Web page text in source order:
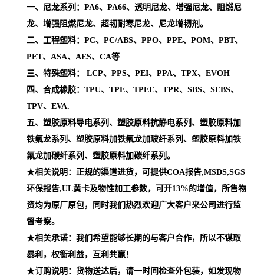
一、尼龙系列：PA6、PA66、透明尼龙、增强尼龙、阻燃尼
龙、增强阻燃尼龙、超韧耐寒尼龙、尼龙增韧剂。
二、工程塑料：PC、PC/ABS、PPO、PPE、POM、PBT、
PET、ASA、AES、CA等
三、特殊塑料： LCP、PPS、PEI、PPA、TPX、EVOH
四、合成橡胶：TPU、TPE、TPEE、TPR、SBS、SEBS、
TPV、EVA.
五、塑胶原料导电系列、塑胶原料抗静电系列、塑胶原料加
铁氟龙系列、塑胶原料加铁氟龙加玻纤系列、塑胶原料加铁
氟龙加碳纤系列、塑胶原料加碳纤系列。
★相关说明：正规的渠道进货，可提供COA报告,MSDS,SGS
环保报告,UL黄卡及物性加工参数，可开13%的增值，所售物
资均为原厂原包，同时我们热烈欢迎广大客户来公司进行监
督考察。
★相关承诺：我们希望能够长期的与客户合作，所以不谋取
暴利，权衡利益，互利共赢！
★订购说明：货物送达后，请一时间检查外包装，如发现物